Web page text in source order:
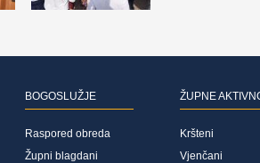
BOGOSLUŽJE
Raspored obreda
Župni blagdani
ŽUPNE
Kršteni
Vjenčani